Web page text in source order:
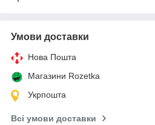
Умови доставки
Нова Пошта
Магазини Rozetka
Укрпошта
Всі умови доставки